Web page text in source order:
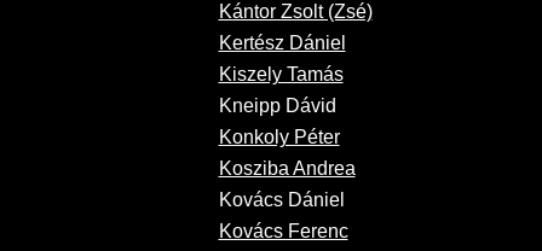
Kántor Zsolt (Zsé)
Kertész Dániel
Kiszely Tamás
Kneipp Dávid
Konkoly Péter
Kosziba Andrea
Kovács Dániel
Kovács Ferenc